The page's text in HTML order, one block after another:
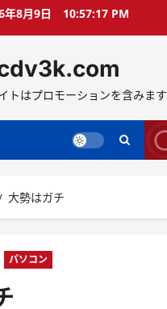
年8月9日 10:57:18 PM
トはプロモーションを含みます
大勢はガチ
パソコン